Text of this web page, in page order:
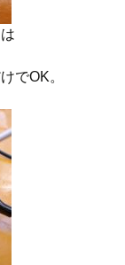
でOK。